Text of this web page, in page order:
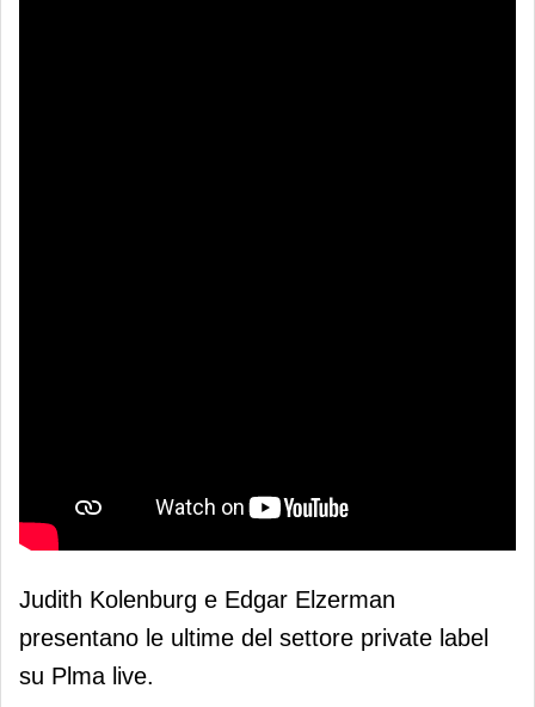
Judith Kolenburg e Edgar Elzerman
presentano le ultime del settore private label
su Plma live.